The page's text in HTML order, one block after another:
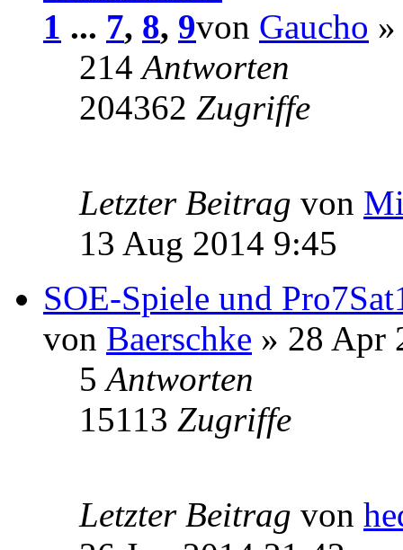
1 ... 7, 8, 9von Gaucho
214Antworten
204362 Zugriffe
Letzter Beitrag von
13 Aug 2014 9:45
SOE-Spiele und
von Baerschke » 28 Apr
5Antworten
15113 Zugriffe
Letzter Beitrag von